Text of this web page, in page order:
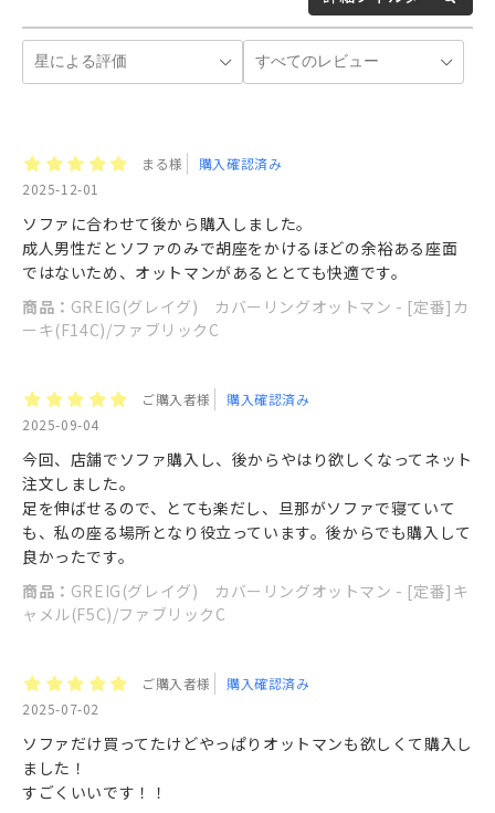
まる様
購入確認済み
2025-12-01
ソファに合わせて後から購入しました。
成人男性だとソファのみで胡座をかけるほどの余裕ある座面
ではないため、オットマンがあるととても快適です。
商品： GREIG(グレイグ) カバーリングオットマン - [定番]カ
ーキ(F14C)/ファブリックC
ご購入者様
購入確認済み
2025-09-04
今回、店舗でソファ購入し、後からやはり欲しくなってネット
注文しました。
足を伸ばせるので、とても楽だし、旦那がソファで寝ていて
も、私の座る場所となり役立っています。後からでも購入して
良かったです。
商品： GREIG(グレイグ) カバーリングオットマン - [定番]キ
ャメル(F5C)/ファブリックC
ご購入者様
購入確認済み
2025-07-02
ソファだけ買ってたけどやっぱりオットマンも欲しくて購入し
ました！
すごくいいです！！